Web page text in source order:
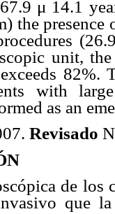
μ 14.1
the
unit,
82%.
with
as an
Revisado
de los
que